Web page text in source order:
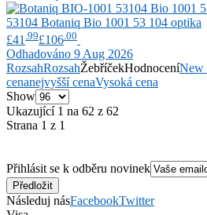
53104 Botaniq Bio 1001 53 104 optika
£41 .99£106 .00
Odhadováno 9 Aug 2026
RozsahRozsahŽebříčekHodnoceníNew
cenanejvyšší cenaVysoká cena
Show
Ukazující 1 na 62 z 62
Strana 1 z 1
Přihlásit se k odběru novinek
Následuj násFacebookTwitter